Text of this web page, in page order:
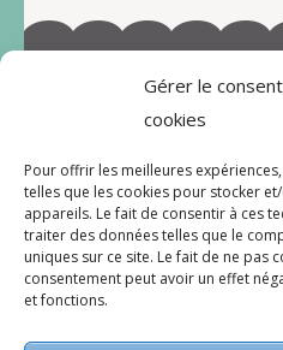
Gérer le
cookies
Pour offrir les meilleures
telles que les cookies pour stocker
appareils. Le fait de consentir à ces
traiter des données telles que le
uniques sur ce site. Le fait de ne pas
consentement peut avoir un effet
et fonctions.
©2022-Tous droits
112719597996038/
CGV